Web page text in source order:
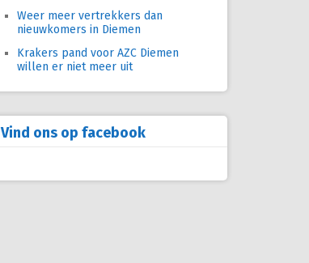
Weer meer vertrekkers dan
nieuwkomers in Diemen
Krakers pand voor AZC Diemen
willen er niet meer uit
Vind ons op facebook